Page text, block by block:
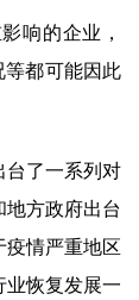
响的企业，
等都可能因此
台了一系列对
方政府出台
疫情严重地区
业恢复发展一